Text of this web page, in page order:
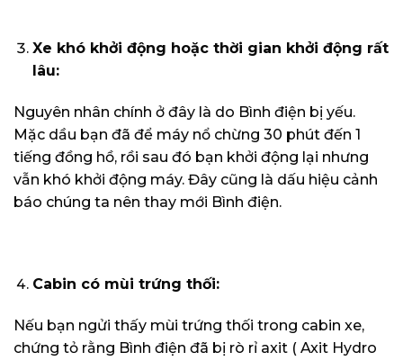
Xe khó khởi động hoặc thời gian khởi động rất
lâu:
Nguyên nhân chính ở đây là do Bình điện bị yếu.
Mặc dầu bạn đã để máy nổ chừng 30 phút đến 1
tiếng đồng hồ, rồi sau đó bạn khởi động lại nhưng
vẫn khó khởi động máy. Đây cũng là dấu hiệu cảnh
báo chúng ta nên thay mới Bình điện.
Cabin có mùi trứng thối:
Nếu bạn ngửi thấy mùi trứng thối trong cabin xe,
chứng tỏ rằng Bình điện đã bị rò rỉ axit ( Axit Hydro